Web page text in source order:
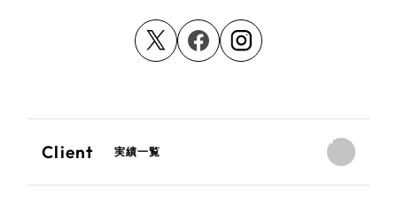
Client 実績一覧